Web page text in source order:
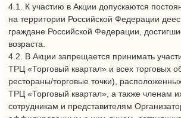
переписку и/или без направления какого-либо уведомления,
признать недействительными любые действия Участников
Акции, а также запретить дальнейшее участие в Акции
любому лицу, в отношении которого у Организатора Акции
возникли обоснованные подозрения в том, что он
подделки данных, необходимых для участия в Акции, а также,
если Участник действует в нарушение настоящих Правил и
положений действующего законодательства Российской
Федерации.
4.8. Участники Акции, принимая участие в Акции,
соглашаются с настоящими Привалами. Действия,